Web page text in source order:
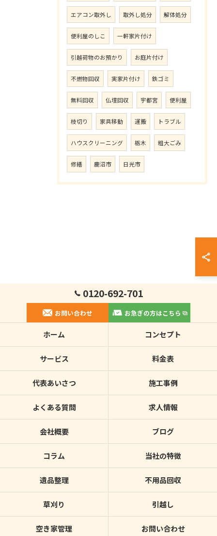
エアコン取外し 取外し処分 解体処分
便利屋のしこ 一軒家片付け
引越荷物のお預かり お庭片付け
不燃物回収 実家片付け 鉄ゴミ
無料回収 仏壇回収 宇都宮 便利屋
枝切り 家具移動 運搬 トラブル
ハウスクリーニング 栃木 粗大ごみ
修繕 鹿沼市 日光市
0120-692-701
お問い合わせ お急ぎの方はこちら
ホーム コンセプト
サービス 料金表
代表あいさつ 施工事例
よくある質問 求人情報
会社概要 ブログ
コラム 当社の特徴
遺品整理 不用品回収
草刈り 引越し
空き家管理 お問い合わせ